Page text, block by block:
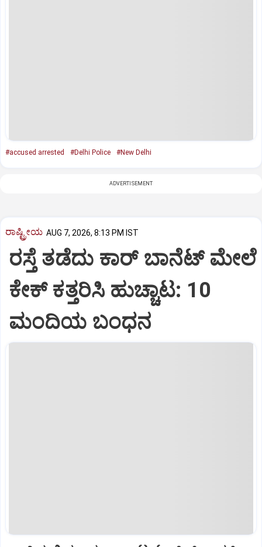
#accused arrested #Delhi Police #New Delhi
ADVERTISEMENT
ರಾಷ್ಟ್ರೀಯ AUG 7, 2026, 8:13 PM IST
ರಸ್ತೆ ತಡೆದು ಕಾರ್ ಬಾನೆಟ್ ಮೇಲೆ
ಕೇಕ್ ಕತ್ತರಿಸಿ ಹುಚ್ಚಾಟ: 10
ಮಂದಿಯ ಬಂಧನ